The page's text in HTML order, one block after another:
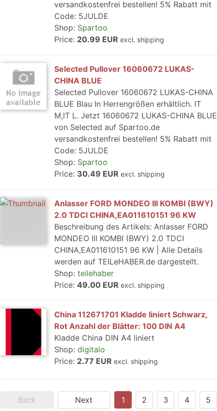
versandkostenfrei bestellen! 5% Rabatt mit
Code: 5JULDE
Shop: Spartoo
Price: 20.99 EUR excl. shipping
Selected Pullover 16060672 LUKAS-
CHINA BLUE
Selected Pullover 16060672 LUKAS-CHINA
BLUE Blau In Herrengrößen erhältlich. IT
M,IT L. Jetzt 16060672 LUKAS-CHINA BLUE
von Selected auf Spartoo.de
versandkostenfrei bestellen! 5% Rabatt mit
Code: 5JULDE
Shop: Spartoo
Price: 30.49 EUR excl. shipping
Anlasser FORD MONDEO III KOMBI (BWY)
2.0 TDCI CHINA,EA011610151 96 KW
Beschreibung des Artikels: Anlasser FORD
MONDEO III KOMBI (BWY) 2.0 TDCI
CHINA,EA011610151 96 KW | Alle Details
werden auf TEILeHABER.de dargestellt.
Shop: teilehaber
Price: 49.00 EUR excl. shipping
China 112671701 Kladde liniert Schwarz,
Rot Anzahl der Blätter: 100 DIN A4
Kladde China DIN A4 liniert
Shop: digitalo
Price: 2.77 EUR excl. shipping
Back Next 1 2 3 4 5